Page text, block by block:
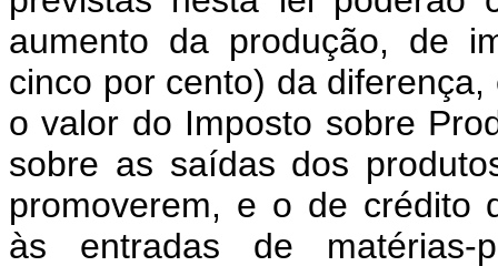
aumento da produção, de
cinco por cento) da
o valor do Imposto sobre
sobre as saídas dos
promoverem, e o de crédito
às entradas de matérias-